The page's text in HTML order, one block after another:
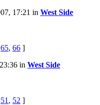
17:21 in West Side
65, 66 ]
in West Side
51 , 52 ]